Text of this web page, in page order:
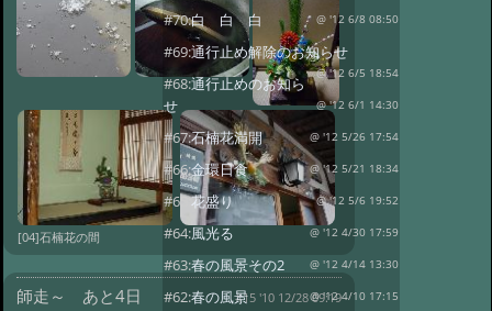
[04]石楠花の間
師走～ あと4日 #15 '10 12/28 09:19
#70:白 白 白 @ '12 6/8 08:50
#69:通行止め解除のお知らせ
@ '12 6/5 18:54
#68:通行止めのお知ら
せ
@ '12 6/1 14:30
#67:石楠花満開 @ '12 5/26 17:54
#66:金環日食 @ '12 5/21 18:34
#65:花盛り @ '12 5/6 19:52
#64:風光る @ '12 4/30 17:59
#63:春の風景その2 @ '12 4/14 13:30
#62:春の風景 @ '12 4/10 17:15